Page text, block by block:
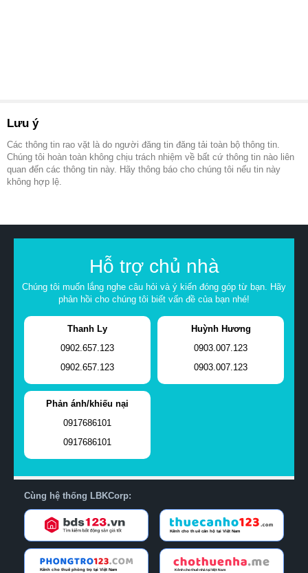
Lưu ý
Các thông tin rao vặt là do người đăng tin đăng tải toàn bộ thông tin.
Chúng tôi hoàn toàn không chịu trách nhiệm về bất cứ thông tin nào liên
quan đến các thông tin này. Hãy thông báo cho chúng tôi nếu tin này
không hợp lệ.
Hỗ trợ chủ nhà
Chúng tôi muốn lắng nghe câu hỏi và ý kiến đóng góp từ bạn. Hãy
phản hồi cho chúng tôi biết vấn đề của bạn nhé!
Thanh Ly
0902.657.123
0902.657.123
Huỳnh Hương
0903.007.123
0903.007.123
Phản ánh/khiếu nại
0917686101
0917686101
Cùng hệ thống LBKCorp: